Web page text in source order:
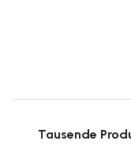
Tausende